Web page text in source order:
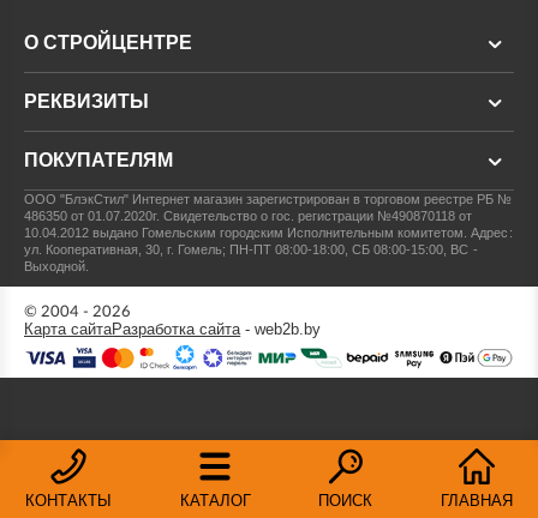
КОНТАКТЫ КАТАЛОГ ПОИСК ГЛАВНАЯ
О СТРОЙЦЕНТРЕ
РЕКВИЗИТЫ
ПОКУПАТЕЛЯМ
ООО "БлэкСтил" Интернет магазин зарегистрирован в торговом реестре РБ №
486350 от 01.07.2020г.Свидетельство о гос. регистрации №490870118 от
10.04.2012 выдано Гомельским городским Исполнительным комитетом.Адрес:
ул. Кооперативная, 30, г. Гомель; ПН-ПТ 08:00-18:00, СБ 08:00-15:00, ВС -
Выходной.
© 2004 - 2026
Карта сайтаРазработка сайта- web2b.by